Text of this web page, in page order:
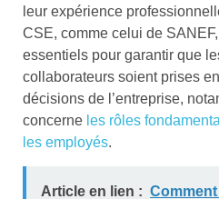
leur expérience
CSE, comme celui de
essentiels pour garantir que
collaborateurs soient prises
décisions de l’entreprise,
concerne les rôles
les employés.
Article en lien :